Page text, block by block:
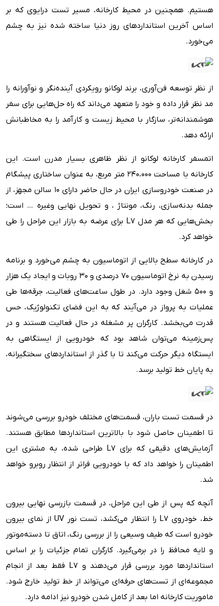
هستیم. همچنین در محیط کارخانه، مسیر تست درایوی که بر
اساس آخرین استانداردهای روز دنیا ساخته شده نیز به چشم
می‌خورد.
از نظر توسعه فن‌آوری، برند لوکانو رویکردی آینده‌نگر و نوآورانه را
مد نظر قرار داده و خود را متعهد می‌داند که راه حل‌هایی برای سفر
هوشمندانه‌تر، سازگار با محیط زیست و کارآمد را به مخاطبانش
ارائه دهد.
اتمسفر کارخانه لوکانو از نظر ظاهری بسیار مدرن است. این
کارخانه با مساحت ۲۴۰،۰۰۰ متر مربع، به عنوان ساختاری پیشگام
در صنعت خودروسازی ایران در حال حاضر دارای ۱۰ سالن مجهز، از
جمله بدنه‌سازی، رنگ، مونتاژ ، و تحویل نهایی وغیره … است؛
بخش‌هایی که هر مدل L7 برای عرضه به بازار این مراحل را طی
خواهد کرد.
در کارخانه سطح بالایی از اتوماسیون به چشم می‌خورد و برنامه
رسیدن به نرخ اتوماسیون ۷۰ درصدی و ۳۰ روبات و ایجاد یک هزار
و ۵۰۰ شغل وجود دارد. در طول ساعت‌های فعالیت، جرقه‌ها طی
عملیات به پرواز در می‌آیند که به این فضای تکنولوژیک، حس
قدرت می‌بخشد. کارگران پر مشغله در حال فعالیت هستند و در
پس‌زمینه می‌توان شاهد بود که خودرویی از ایستگاهی به
ایستگاه دیگر حرکت می‌کند تا با گذر از استانداردهای سختگیرانه،
به پایان خط تولید برسد.
در قسمت تست باران، قسمت‌های مختلف خودرو بررسی می‌شوند
تا اطمینان حاصل شود با بالاترین استانداردها مطابق هستند.
آزمایش‌های دقیقی که برای L7 طراحی شده، به مشتری این
اطمینان را خواهد داد که با خودرویی فراتر از انتظار روبرو خواهد
شد.
آنچه که پس از طی این مراحل، در قسمت بازرسی نهایی بیرون
خط، خودروی L7 را انتظار می‌کشد، تست نور UV از نمای بیرون
خودرو است که طیف وسیعی را از بررسی رنگ، اتاق تا دسته‌موتور
و لایه محافظ را در برمی‌‌گیرد. کارگران تمام جزئیات را بر اساس
استانداردها مورد بررسی قرار می‌دهند و L7 فقط بعد از انجام
مجموعه‌ای از تست‌های حرفه‌ای می‌تواند از خط تولید خارج شود.
ماموریت کارخانه اما بعد از کامل شدن خودرو نیز ادامه دارد.